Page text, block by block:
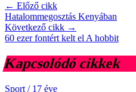
← Előző cikk
Hatalommegosztás Kenyában
Következő cikk →
60 ezer fontért kelt el A hobbit
Kapcsolódó cikkek
Sport / 17 éve